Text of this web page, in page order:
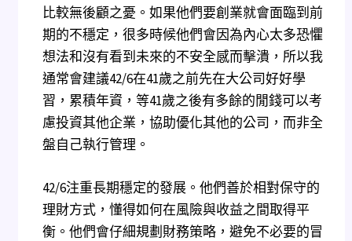
比較無後顧之憂。如果他們要創業就會面臨到前
期的不穩定，很多時候他們會因為內心太多恐懼
想法和沒有看到未來的不安全感而擊潰，所以我
通常會建議42/6在41歲之前先在大公司好好學
習，累積年資，等41歲之後有多餘的閒錢可以考
慮投資其他企業，協助優化其他的公司，而非全
盤自己執行管理。
42/6注重長期穩定的發展。他們善於相對保守的
理財方式，懂得如何在風險與收益之間取得平
衡。他們會仔細規劃財務策略，避免不必要的冒